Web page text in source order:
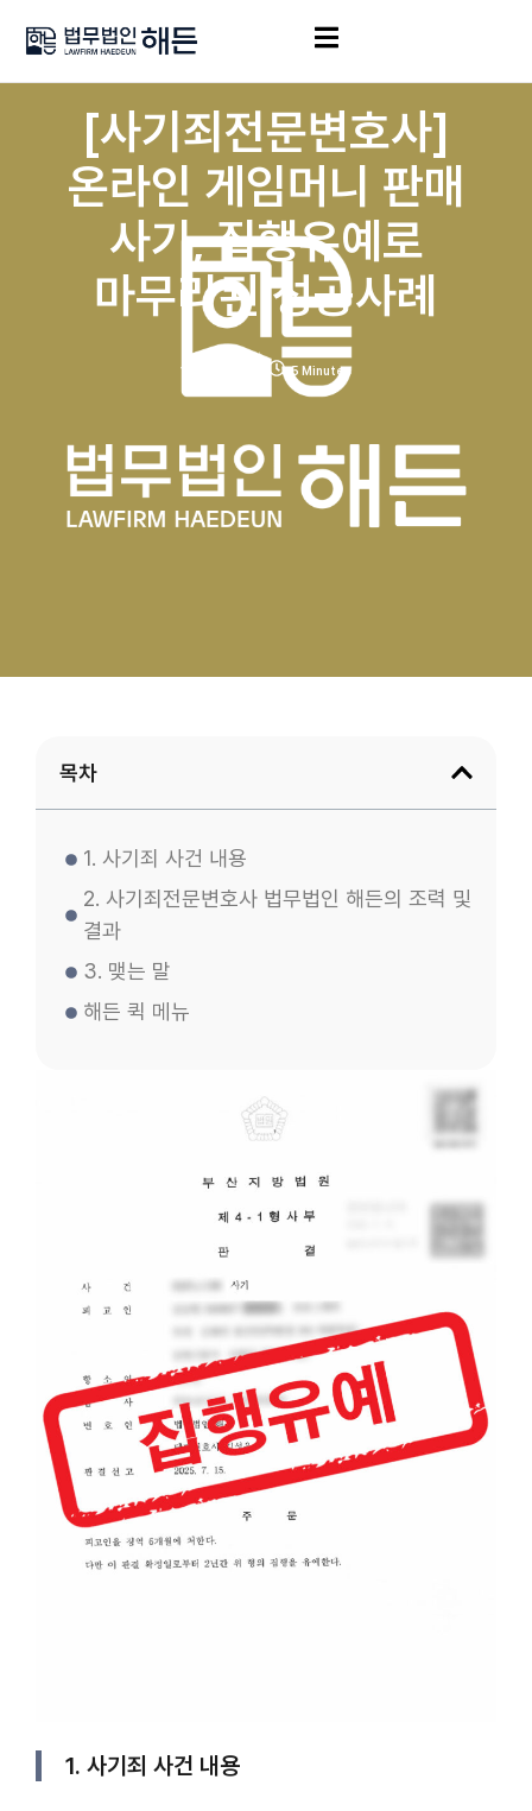
[사기죄전문변호사]
온라인 게임머니 판매
사기, 집행유예로
마무리된 성공사례
1월 13, 2026 5 Minutes
목차
1. 사기죄 사건 내용
2. 사기죄전문변호사 법무법인 해든의 조력 및
결과
3. 맺는 말
해든 퀵 메뉴
1. 사기죄 사건 내용